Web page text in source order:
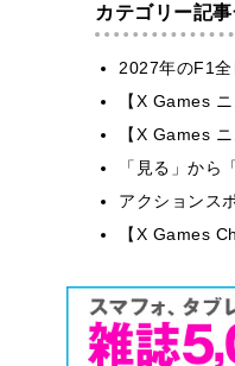
カテゴリー記
2027年のF1
【X Games
【X Games
「見る」か
アクションス
【X Games